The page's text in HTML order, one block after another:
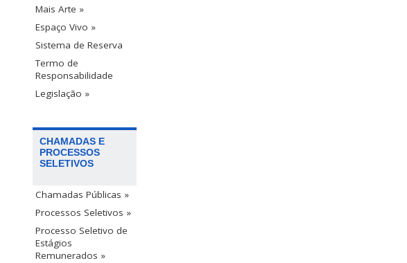
Mais Arte »
Espaço Vivo »
Sistema de Reserva
Termo de
Responsabilidade
Legislação »
CHAMADAS E
PROCESSOS
SELETIVOS
Chamadas Públicas »
Processos Seletivos »
Processo Seletivo de
Estágios
Remunerados »